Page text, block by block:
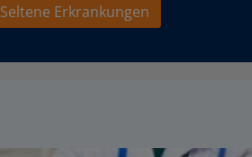
Seltene Erkrankungen